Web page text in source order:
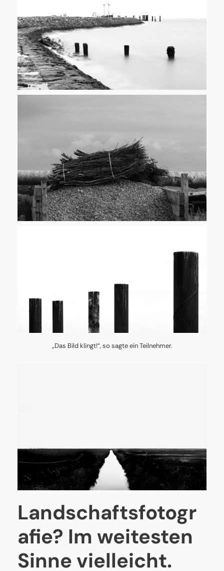
„Das Bild klingt!“, so sagte ein Teilnehmer.
Landschaftsfotogr
afie? Im weitesten
Sinne vielleicht.